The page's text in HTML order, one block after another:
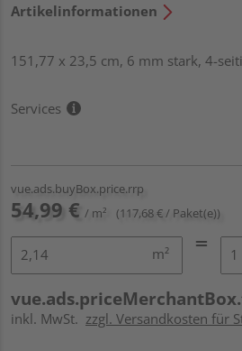
Artikelinformationen
151,77 x 23,5 cm, 6 mm stark, 4-
Services
vue.ads.buyBox.price.rrp
54,99 € / m² (117,68 € / Paket(e))
m²
inkl. MwSt. zzgl. Versandkosten für